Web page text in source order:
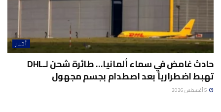
أخبار
حادث غامض في سماء ألمانيا… طائرة شحن لـDHL
تهبط اضطرارياً بعد اصطدام بجسم مجهول